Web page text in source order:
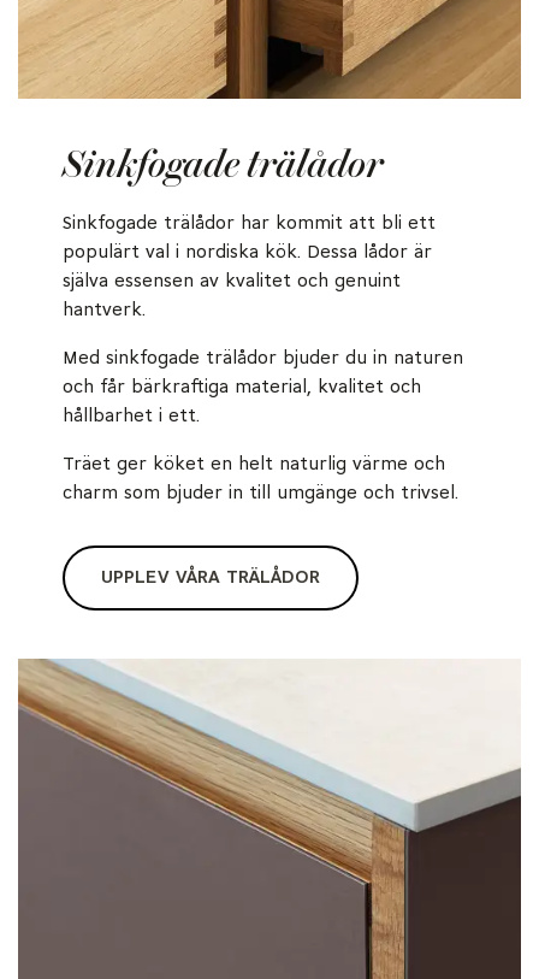
Sinkfogade trälådor
Sinkfogade trälådor har kommit att bli ett
populärt val i nordiska kök. Dessa lådor är
själva essensen av kvalitet och genuint
hantverk.
Med sinkfogade trälådor bjuder du in naturen
och får bärkraftiga material, kvalitet och
hållbarhet i ett.
Träet ger köket en helt naturlig värme och
charm som bjuder in till umgänge och trivsel.
UPPLEV VÅRA TRÄLÅDOR